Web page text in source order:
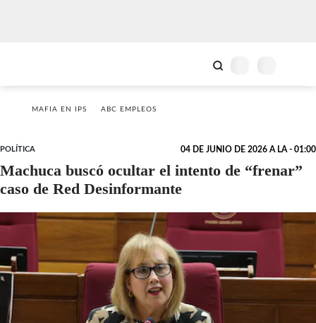
MAFIA EN IPS ABC EMPLEOS
POLÍTICA 04 DE JUNIO DE 2026 A LA - 01:00
Machuca buscó ocultar el intento de “frenar”
caso de Red Desinformante